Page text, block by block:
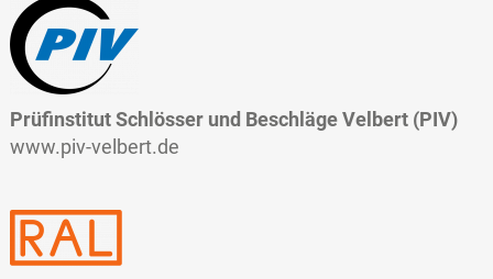
Prüfinstitut Schlösser und Beschläge Velbert (PIV)
www.piv-velbert.de